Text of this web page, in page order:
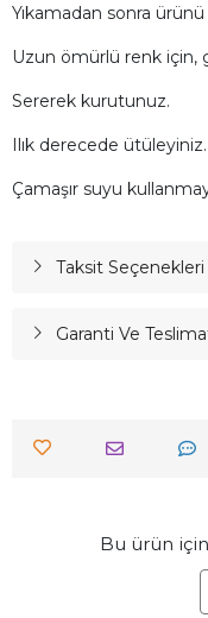
Yıkamadan sonra
Uzun ömürlü renk için,
Sererek kurutunuz.
Ilık derecede ütüleyiniz.
Çamaşır suyu
Taksit Seçenekleri
Garanti Ve
Bu ürün